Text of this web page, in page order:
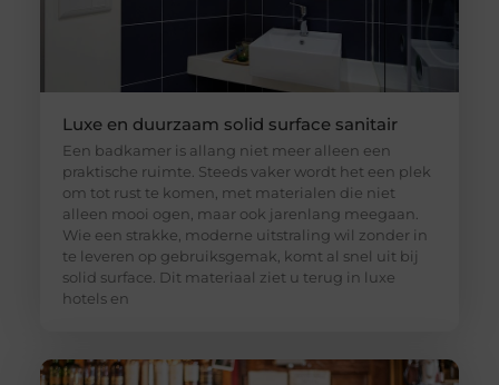
Luxe en duurzaam solid surface sanitair
Een badkamer is allang niet meer alleen een
praktische ruimte. Steeds vaker wordt het een plek
om tot rust te komen, met materialen die niet
alleen mooi ogen, maar ook jarenlang meegaan.
Wie een strakke, moderne uitstraling wil zonder in
te leveren op gebruiksgemak, komt al snel uit bij
solid surface. Dit materiaal ziet u terug in luxe
hotels en